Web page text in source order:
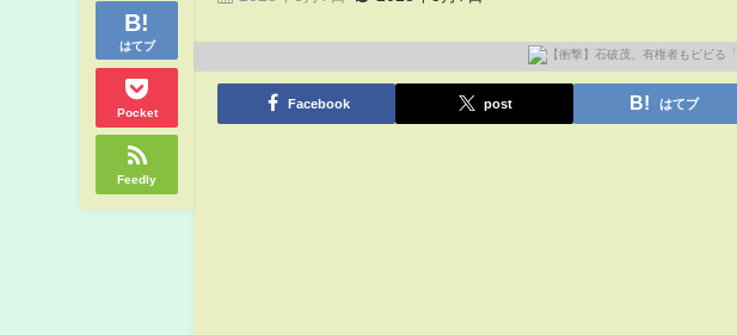
はてブ
Pocket
Feedly
Facebook post はてブ